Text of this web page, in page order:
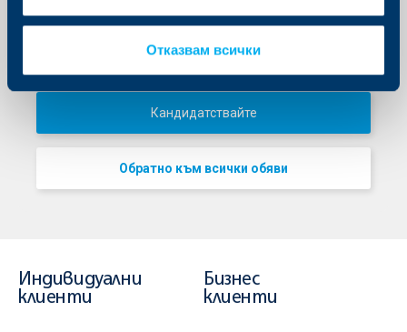
Отказвам всички
Консултиране
Кандидатствайте
Обратно към всички обяви
Индивидуални
клиенти
Бизнес
клиенти